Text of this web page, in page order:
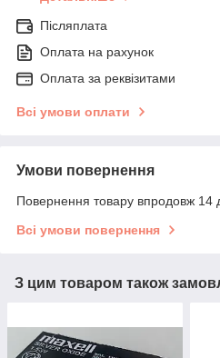
Післяплата
Оплата на рахунок
Оплата за реквізитами
Всі умови оплати
Умови повернення
Повернення товару впродовж 14
Всі умови повернення
З цим товаром також